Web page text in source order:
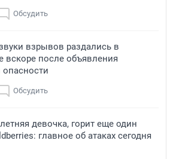
Обсудить
взрывов раздались в
вскоре после объявления
опасности
Обсудить
девочка, горит еще один
главное об атаках сегодня